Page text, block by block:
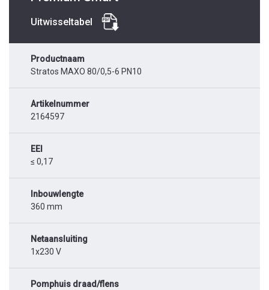
Uitwisseltabel
Productnaam
Stratos MAXO 80/0,5-6 PN10
Artikelnummer
2164597
EEI
≤ 0,17
Inbouwlengte
360 mm
Netaansluiting
1x230 V
Pomphuis draad/flens